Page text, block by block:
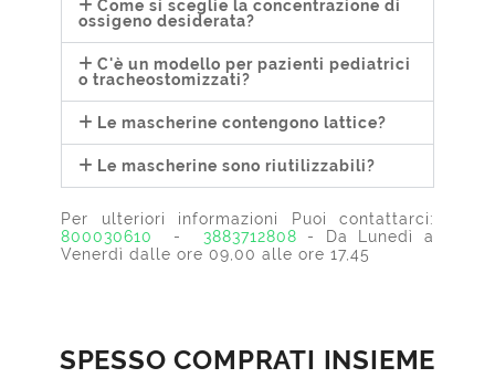
Come si sceglie la concentrazione di
ossigeno desiderata?
C'è un modello per pazienti pediatrici
o tracheostomizzati?
Le mascherine contengono lattice?
Le mascherine sono riutilizzabili?
Per ulteriori informazioni Puoi contattarci:
800030610
- 3883712808 - Da Lunedì a
Venerdì dalle ore 09,00 alle ore 17,45
SPESSO COMPRATI INSIEME